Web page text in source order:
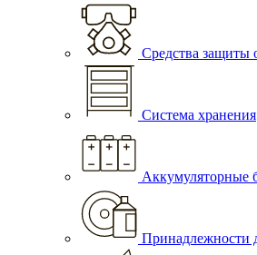
Средства защиты
Система хранения
Аккумуляторные
Принадлежности